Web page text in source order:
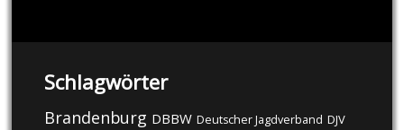
Schlagwörter
Brandenburg DBBW Deutscher Jagdverband DJV